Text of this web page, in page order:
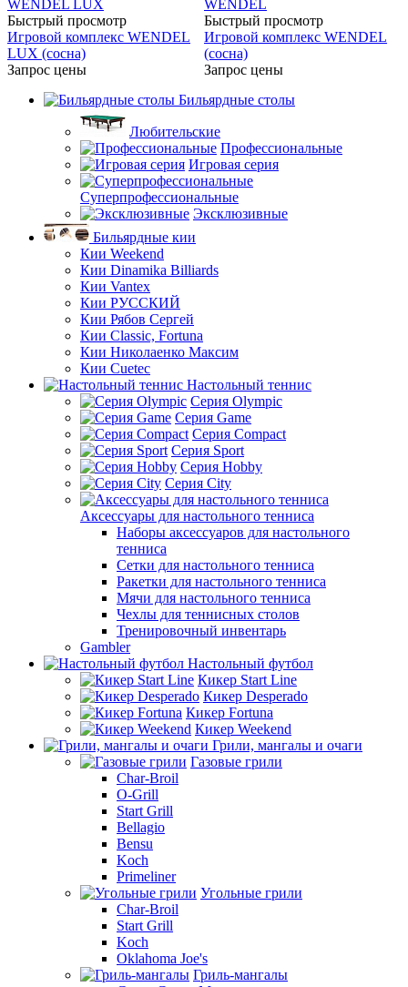
Быстрый просмотр
Игровой комплекс WENDEL
LUX (сосна)
Запрос цены
Быстрый просмотр
Игровой комплекс WENDEL
(сосна)
Запрос цены
Бильярдные столы
Любительские
Профессиональные
Игровая серия
Суперпрофессиональные
Эксклюзивные
Бильярдные кии
Кии Weekend
Кии Dinamika Billiards
Кии Vantex
Кии РУССКИЙ
Кии Рябов Сергей
Кии Classic, Fortuna
Кии Николаенко Максим
Кии Cuetec
Настольный теннис
Серия Olympic
Серия Game
Серия Compact
Серия Sport
Серия Hobby
Серия City
Аксессуары для настольного тенниса
Наборы аксессуаров для настольного
тенниса
Сетки для настольного тенниса
Ракетки для настольного тенниса
Мячи для настольного тенниса
Чехлы для теннисных столов
Тренировочный инвентарь
Gambler
Настольный футбол
Кикер Start Line
Кикер Desperado
Кикер Fortuna
Кикер Weekend
Грили, мангалы и очаги
Газовые грили
Char-Broil
O-Grill
Start Grill
Bellagio
Bensu
Koch
Primeliner
Угольные грили
Char-Broil
Start Grill
Koch
Oklahoma Joe's
Гриль-мангалы